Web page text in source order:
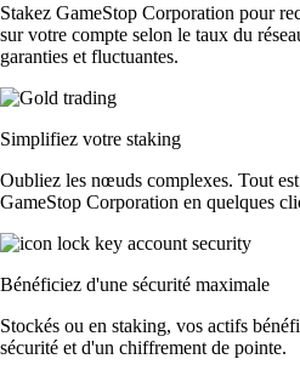
Stakez GameStop Corporation pour
sur votre compte selon le taux du
garanties et fluctuantes.
Simplifiez votre staking
Oubliez les nœuds complexes. Tout
GameStop Corporation en quelques
Bénéficiez d'une sécurité maximale
Stockés ou en staking, vos actifs
sécurité et d'un chiffrement de pointe.